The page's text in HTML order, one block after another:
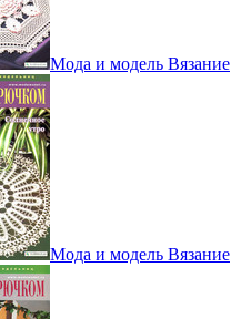
Мода и модель Вязание
Мода и модель Вязание